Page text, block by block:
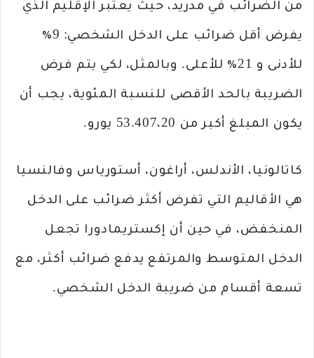
من الضرائب في مدريد، حيث يعتبر الإقليم الذي
يفرض أقل ضرائب على الدخل الشخصي: 9٪
للأدنى و 21٪ للأعلى. وبالمثل، لكي يتم فرض
الضريبة بالحد الأقصى للنسبة المئوية، يجب أن
يكون المبلغ أكبر من 53.407،20 يورو.
كاتالونيا، الأندلس، أراغون، أستورياس وفالنسيا
هي الأقاليم التي تفرض أكثر ضرائب على الدخل
المنخفض، في حين أن إكستريمادورا تجعل
الدخل المتوسط و​​المرتفع يدفع ضرائب أكثر، مع
تسعة أقسام من ضريبة الدخل الشخصي.